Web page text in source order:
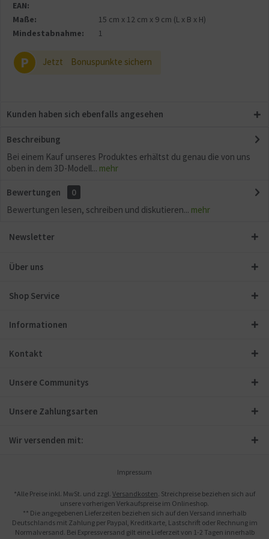
EAN:
Maße:
15 cm x 12 cm x 9 cm (L x B x H)
Mindestabnahme:
1
P Jetzt Bonuspunkte sichern
Kunden haben sich ebenfalls angesehen
Beschreibung
Bei einem Kauf unseres Produktes erhältst du genau die von uns
oben in dem 3D-Modell... mehr
Bewertungen
0
Bewertungen lesen, schreiben und diskutieren... mehr
Newsletter
Über uns
Shop Service
Informationen
Kontakt
Unsere Communitys
Unsere Zahlungsarten
Wir versenden mit:
Impressum
*Alle Preise inkl. MwSt. und zzgl. Versandkosten. Streichpreise beziehen sich auf
unsere vorherigen Verkaufspreise im Onlineshop.
** Die angegebenen Lieferzeiten beziehen sich auf den Versand innerhalb
Deutschlands mit Zahlung per Paypal, Kreditkarte, Lastschrift oder Rechnung im
Normalversand. Bei Expressversand gilt eine Lieferzeit von 1-2 Tagen innerhalb